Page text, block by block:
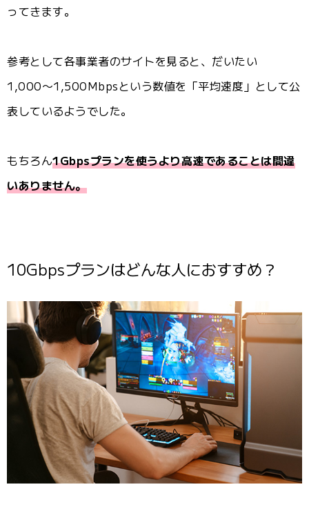
ってきます。
参考として各事業者のサイトを見ると、だいたい
1,000〜1,500Mbpsという数値を「平均速度」として公
表しているようでした。
もちろん1Gbpsプランを使うより高速であることは間違
いありません。
10Gbpsプランはどんな人におすすめ？